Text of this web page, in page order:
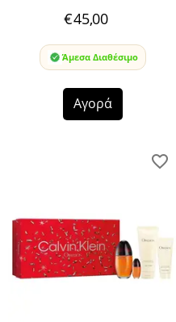
€45,00
Άμεσα Διαθέσιμο
Αγορά